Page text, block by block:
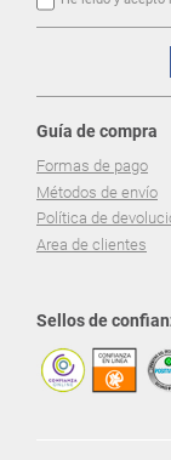
Guía de compra
Formas de pago
Métodos de envío
Política de
Area de clientes
Sellos de